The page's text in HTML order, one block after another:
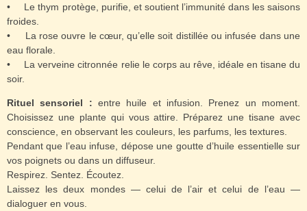
• Le thym protège, purifie, et soutient l’immunité dans les saisons
froides.
• La rose ouvre le cœur, qu’elle soit distillée ou infusée dans une
eau florale.
• La verveine citronnée relie le corps au rêve, idéale en tisane du
soir.
Rituel sensoriel : entre huile et infusion. Prenez un moment.
Choisissez une plante qui vous attire. Préparez une tisane avec
conscience, en observant les couleurs, les parfums, les textures.
Pendant que l’eau infuse, dépose une goutte d’huile essentielle sur
vos poignets ou dans un diffuseur.
Respirez. Sentez. Écoutez.
Laissez les deux mondes — celui de l’air et celui de l’eau —
dialoguer en vous.